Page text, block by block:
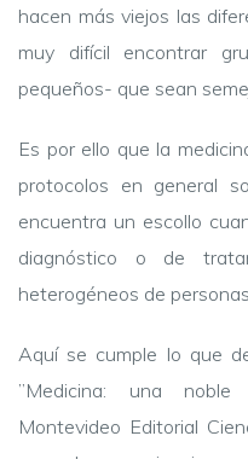
hacen más viejos las
muy difícil encontrar
pequeños- que sean
Es por ello que la
protocolos en general
encuentra un escollo
diagnóstico o de
heterogéneos de
Aquí se cumple lo que
”Medicina: una
Montevideo Editorial